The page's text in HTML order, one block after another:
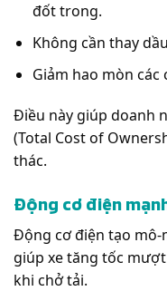
đốt trong.
Không cần thay
Giảm hao mòn các
Điều này giúp doanh
(Total Cost of
thác.
Động cơ điện
Động cơ điện tạo
giúp xe tăng tốc
khi chở tải.